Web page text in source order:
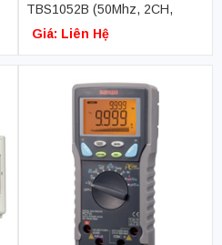
TBS1052B (50Mhz, 2CH,
1GS/s)
Giá: Liên Hệ